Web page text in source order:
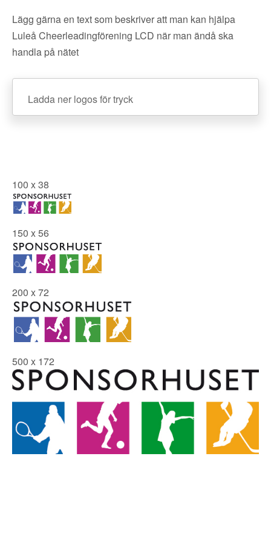
Lägg gärna en text som beskriver att man kan hjälpa
Luleå Cheerleadingförening LCD när man ändå ska
handla på nätet
Ladda ner logos för tryck
100 x 38
150 x 56
200 x 72
500 x 172